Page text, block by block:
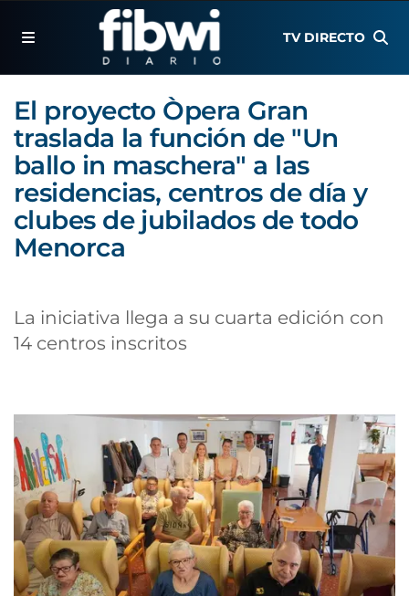
TV DIRECTO
El proyecto Òpera Gran
traslada la función de "Un
ballo in maschera" a las
residencias, centros de día y
clubes de jubilados de todo
Menorca
La iniciativa llega a su cuarta edición con
14 centros inscritos